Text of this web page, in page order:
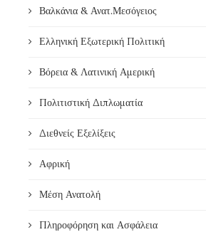
Βαλκάνια & Ανατ.Μεσόγειος
Ελληνική Εξωτερική Πολιτική
Βόρεια & Λατινική Αμερική
Πολιτιστική Διπλωματία
Διεθνείς Εξελίξεις
Αφρική
Μέση Ανατολή
Πληροφόρηση και Ασφάλεια